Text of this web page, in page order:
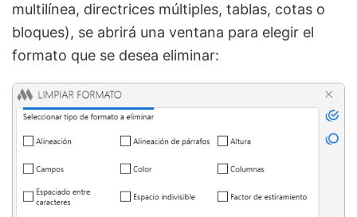
multilínea, directrices múltiples, tablas, cotas o
bloques), se abrirá una ventana para elegir el
formato que se desea eliminar: